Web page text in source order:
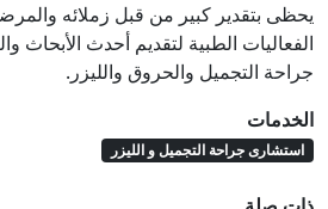
يحظى بتقدير كبير من قبل زملائه
الفعاليات الطبية لتقديم أحدث الأبحاث
جراحة التجميل والحروق والليزر.
الخدمات
استشارى جراحة التجميل و الليزر